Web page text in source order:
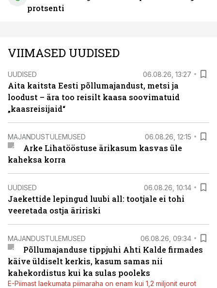
protsenti
VIIMASED UUDISED
UUDISED 06.08.26, 13:27
Aita kaitsta Eesti põllumajandust, metsi ja
loodust – ära too reisilt kaasa soovimatuid
„kaasreisijaid“
MAJANDUSTULEMUSED 06.08.26, 12:15
Arke Lihatööstuse ärikasum kasvas üle
kaheksa korra
UUDISED 06.08.26, 10:14
Jaekettide lepingud luubi all: tootjale ei tohi
veeretada ostja äririski
MAJANDUSTULEMUSED 06.08.26, 09:34
Põllumajanduse tippjuhi Ahti Kalde firmades
käive üldiselt kerkis, kasum samas nii
kahekordistus kui ka sulas pooleks
E-Piimast laekumata piimaraha on enam kui 1,2 miljonit eurot